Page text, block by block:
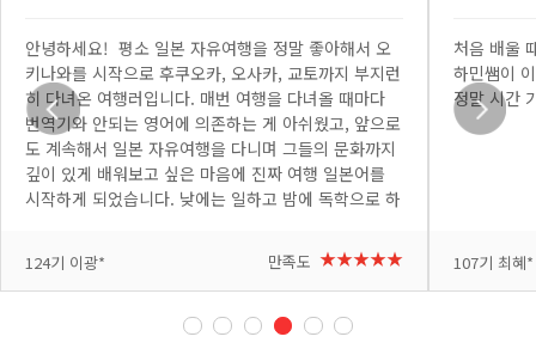
안녕하세요! 평소 일본 자유여행을 정말 좋아해서 오
키나와를 시작으로 후쿠오카, 오사카, 교토까지 부지런
히 다녀온 여행러입니다. 매번 여행을 다녀올 때마다
번역기와 안되는 영어에 의존하는 게 아쉬웠고, 앞으로
도 계속해서 일본 자유여행을 다니며 그들의 문화까지
깊이 있게 배워보고 싶은 마음에 진짜 여행 일본어를
시작하게 되었습니다. 낮에는 일하고 밤에 독학으로 하
생님이 쉽고 재미있게 가르쳐 주셔서 배울수록 흥미가
붙고 있습니다. 다음 여행에서 꼭 써봐야지 하는 표현
이 나올 때마다 메모도 하고 복습도 하고 있습니다. 반
복해서 제 것으로 만들고 싶고, 시간도 아쉽지만 여러
124기 이광* 만족도 ★★★★★
처음 배울
하민쌤이
정말 시간
107기 최혜*